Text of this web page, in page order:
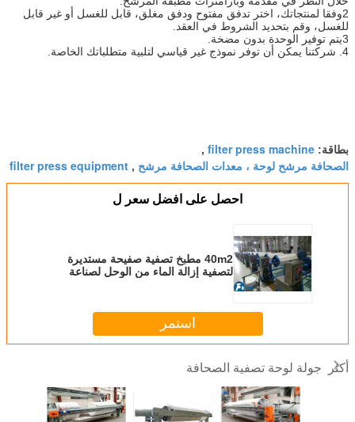
2وفقا لمنتجاتك، اختر تدفق مفتوح ودفق مغلق، قابل للغسل أو غير قابل
للغسل، وقم بتحديد الشروط في العقد.
3يتم توفير الوحدة بدون مضخة.
4. شركتنا يمكن أن توفر نموذج غير قياسي لتلبية متطلباتك الخاصة.
بطاقة: filter press machine
,
الصحافة مرشح لوحة ، معدات الصحافة مرشح ,
filter press equipment
احصل على افضل سعر ل
40m2 مطبخ تصفية صفيحة مستديرة
لتصفية إزالة الماء من الوحل لصناعة
استمر
أكثر جولة لوحة تصفية الصحافة